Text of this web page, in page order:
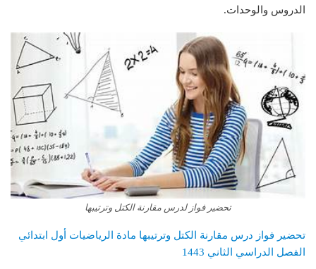
الدروس والوحدات.
تحضير فواز لدرس مقارنة الكتل وترتيبها
تحضير فواز درس مقارنة الكتل وترتيبها مادة الرياضيات أول ابتدائي
الفصل الدراسي الثاني 1443